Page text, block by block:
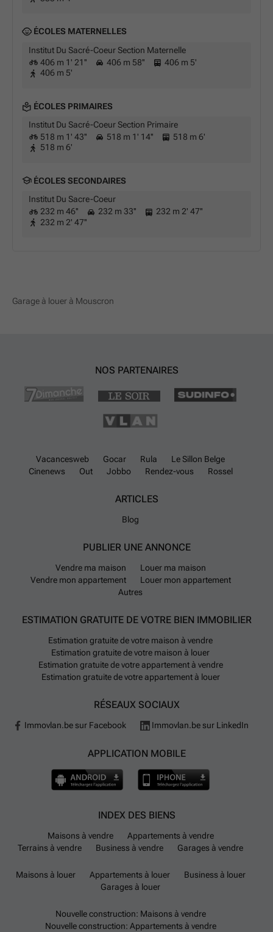
ÉCOLES MATERNELLES
Institut Du Sacré-Coeur Section Maternelle
406 m 1' 21''
406 m 58''
406 m 5'
406 m 5'
ÉCOLES PRIMAIRES
Institut Du Sacré-Coeur Section Primaire
518 m 1' 43''
518 m 1' 14''
518 m 6'
518 m 6'
ÉCOLES SECONDAIRES
Institut Du Sacre-Coeur
232 m 46''
232 m 33''
232 m 2' 47''
232 m 2' 47''
Garage à louer à Mouscron
NOS PARTENAIRES
Vacancesweb Gocar Rula
Le Sillon Belge
Cinenews
Out Jobbo Rendez-vous Rossel
ARTICLES
Blog
PUBLIER UNE ANNONCE
Vendre ma maison
Louer ma maison
Vendre mon appartement
Louer mon appartement
Autres
ESTIMATION GRATUITE DE VOTRE BIEN IMMOBILIER
Estimation gratuite de votre maison à vendre
Estimation gratuite de votre maison à louer
Estimation gratuite de votre appartement à vendre
Estimation gratuite de votre appartement à louer
RÉSEAUX SOCIAUX
Immovlan.be sur Facebook Immovlan.be sur LinkedIn
APPLICATION MOBILE
INDEX DES BIENS
Maisons à vendre
Appartements à vendre
Terrains à vendre
Business à vendre Garages à vendre
Maisons à louer Appartements à louer
Business à louer
Garages à louer
Nouvelle construction: Maisons à vendre
Nouvelle construction: Appartements à vendre